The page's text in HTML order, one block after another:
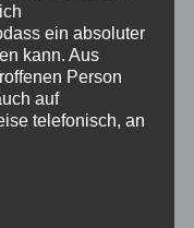
ein absoluter
kann. Aus
Person
auf
telefonisch, an